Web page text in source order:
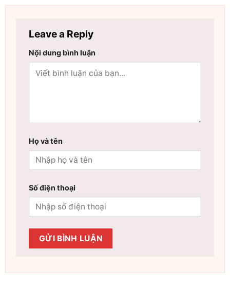
Leave a Reply
Nội dung bình luận
Họ và tên
Số điện thoại